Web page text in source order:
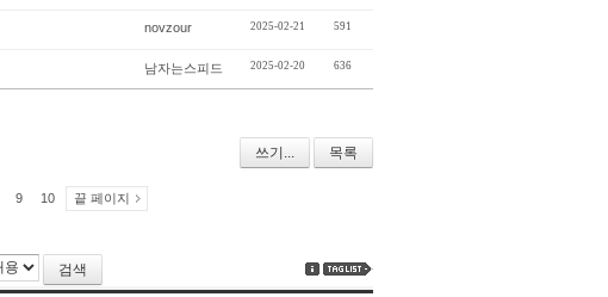
novzour 2025-02-21 591
남자는스피드 2025-02-20 636
쓰기... 목록
9 10 끝 페이지
검색